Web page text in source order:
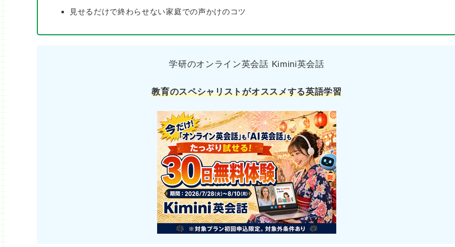
見せるだけで終わらせない家庭での声かけのコツ
学研のオンライン英会話 Kimini英会話
教育のスペシャリストがオススメする英語学習